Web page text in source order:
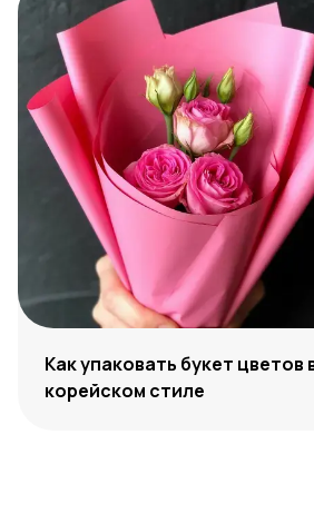
Как упаковать букет цветов
корейском стиле